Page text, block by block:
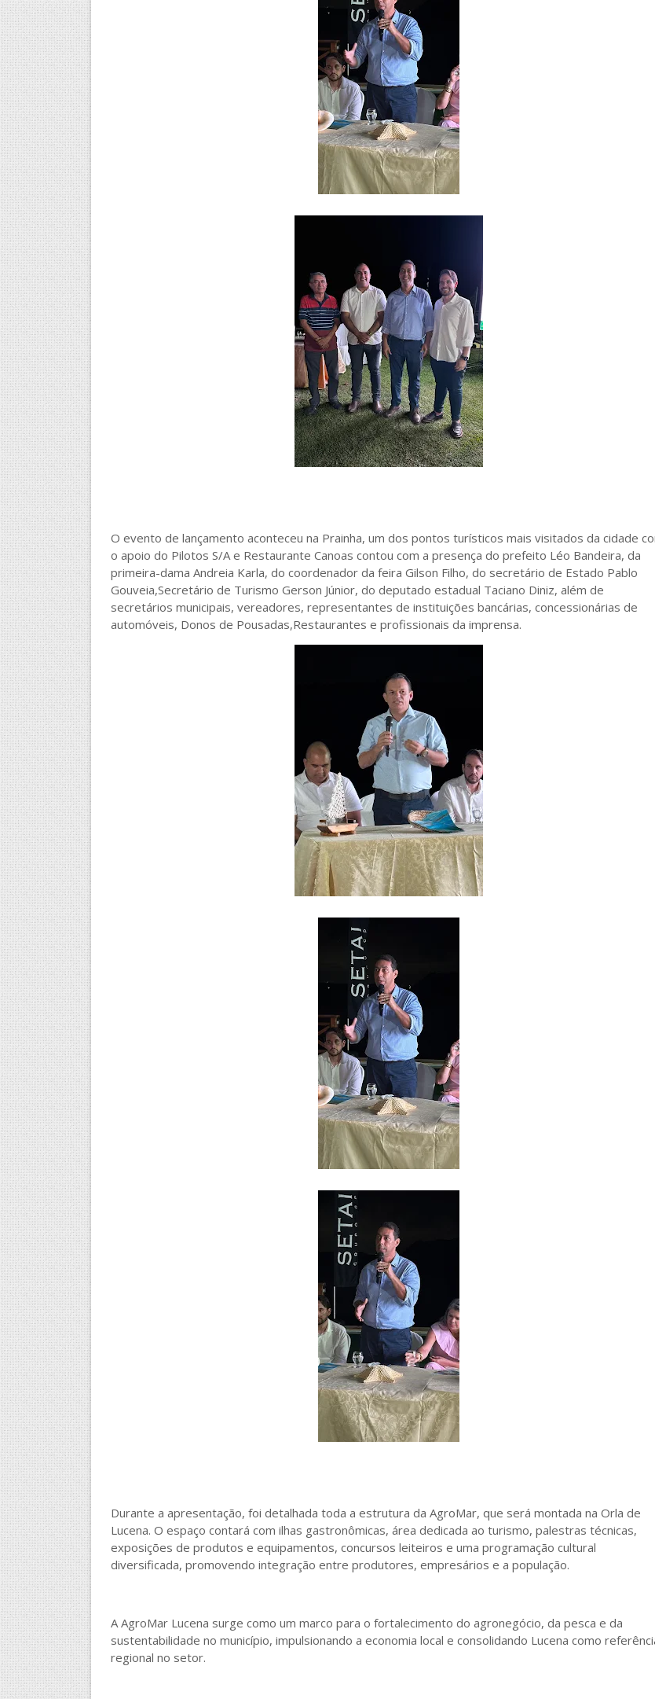
O evento de lançamento aconteceu na Prainha, um dos pontos turísticos mais visitados da cidade
o apoio do Pilotos S/A e Restaurante Canoas contou com a presença do prefeito Léo Bandeira, da
primeira-dama Andreia Karla, do coordenador da feira Gilson Filho, do secretário de Estado Pablo
Gouveia,Secretário de Turismo Gerson Júnior, do deputado estadual Taciano Diniz, além de
secretários municipais, vereadores, representantes de instituições bancárias, concessionárias de
automóveis, Donos de Pousadas,Restaurantes e profissionais da imprensa.
Durante a apresentação, foi detalhada toda a estrutura da AgroMar, que será montada na Orla de
Lucena. O espaço contará com ilhas gastronômicas, área dedicada ao turismo, palestras técnicas,
exposições de produtos e equipamentos, concursos leiteiros e uma programação cultural
diversificada, promovendo integração entre produtores, empresários e a população.
A AgroMar Lucena surge como um marco para o fortalecimento do agronegócio, da pesca e da
sustentabilidade no município, impulsionando a economia local e consolidando Lucena como
regional no setor.